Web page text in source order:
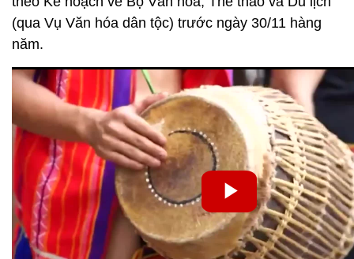
(qua Vụ Văn hóa dân tộc) trước ngày 30/11 hàng
năm.